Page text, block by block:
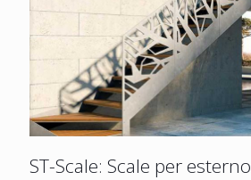
ST-Scale: Scale per esterno